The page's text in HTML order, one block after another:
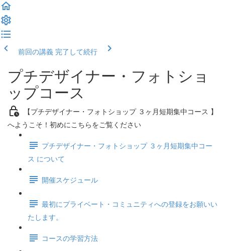
前回の講義 完了して続行
プチデザイナー・フォトショ
ップコース
【プチデザイナー・フォトショップ ３ヶ月短期集中コース 】
へようこそ！初めにこちらをご覧ください
プチデザイナー・フォトショップ ３ヶ月短期集中コー
ス について
開催スケジュール
最初にプライベート・コミュニティへの登録をお願いい
たします。
コースの学習方法